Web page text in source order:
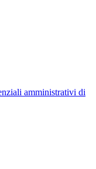
amministrativi di